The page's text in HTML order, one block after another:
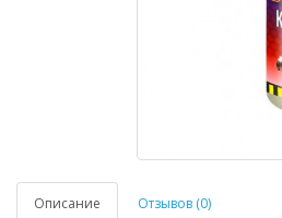
Описание Отзывов (0)